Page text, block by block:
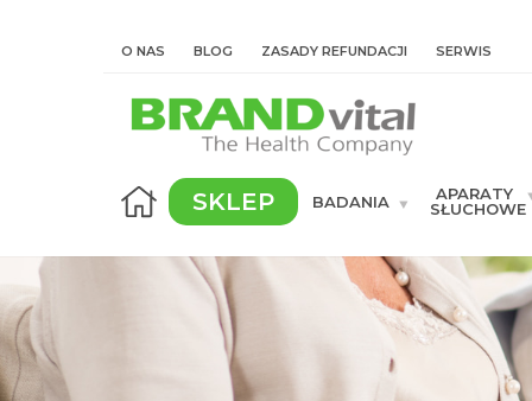
O NAS BLOG ZASADY REFUNDACJI SERWIS
SKLEP BADANIA
APARATY
SŁUCHOWE